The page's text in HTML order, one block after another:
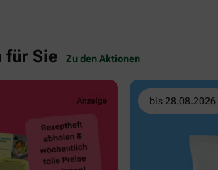
für Sie Zu den Aktionen
bis 28.08.2026